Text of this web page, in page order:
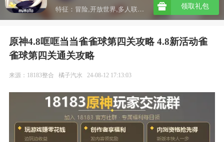
特征：冒险,开放世界,多人联机,沙盒,ARPG,taptap
领取礼包
原神4.8哐哐当当雀雀球第四关攻略 4.8新活动雀
雀球第四关通关攻略
来源：18183整合 橘子汽水 24-08-12 17:13:03